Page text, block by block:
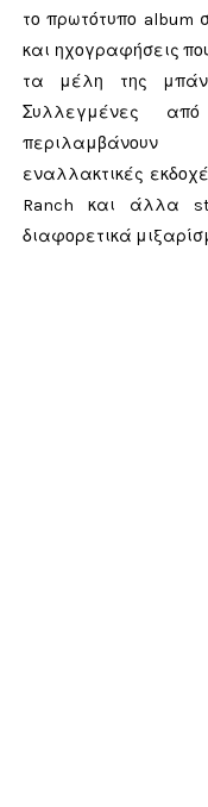
το πρωτότυπο album
και ηχογραφήσεις
τα μέλη της
Συλλεγμένες
περιλαμβάνουν
εναλλακτικές
Ranch και άλλα
διαφορετικά